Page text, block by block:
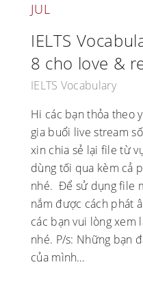
JUL
IELTS
8 cho love &
IELTS Vocabulary
Hi các bạn thỏa theo
gia buổi live stream
xin chia sẻ lại file từ
dùng tối qua kèm cả
nhé. Để sử dụng file
nắm được cách phát
các bạn vui lòng xem
nhé. P/s: Những bạn
của mình…